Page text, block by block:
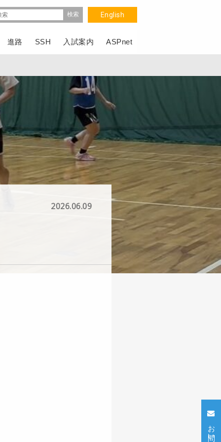
English
進路 SSH 入試案内 ASPnet
2026.06.09